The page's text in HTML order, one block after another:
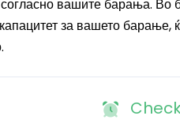
вашите барања. Во
за вашето барање,